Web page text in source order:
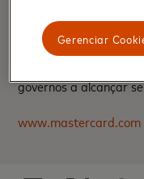
inteligentes e
e parcerias se
governos a alcançar
www.mastercard.com
Gerenciar